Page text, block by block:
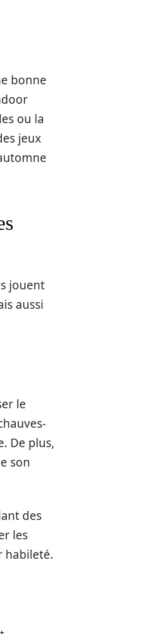
bonne
ou la
jeux
jouent
aussi
le
De plus,
son
des
les
habileté.